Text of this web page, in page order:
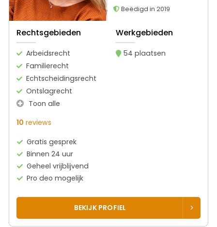
Beëdigd in 2019
Rechtsgebieden
Arbeidsrecht
Familierecht
Echtscheidingsrecht
Ontslagrecht
Toon alle
Werkgebieden
54 plaatsen
10 reviews
Gratis gesprek
Binnen 24 uur
Geheel vrijblijvend
Pro deo mogelijk
BEKIJK PROFIEL